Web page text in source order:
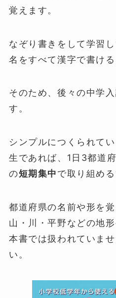
覚えます。
なぞり書きをして学習
名をすべて漢字で書ける
そのため、後々の中学
す。
シンプルにつくられて
生であれば、1日3都道
の短期集中で取り組め
都道府県の名前や形を
山・川・平野などの地
本書では扱われていま
い。